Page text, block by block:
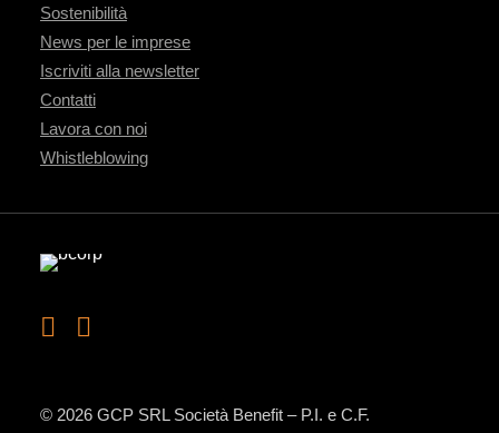
Sostenibilità
News per le imprese
Iscriviti alla newsletter
Contatti
Lavora con noi
Whistleblowing
© 2026 GCP SRL Società Benefit – P.I. e C.F.